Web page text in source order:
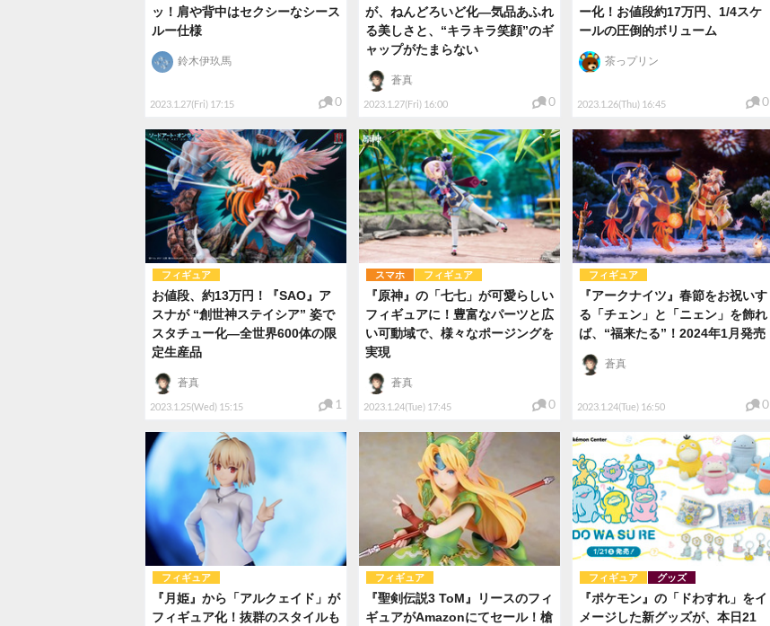
ッ！肩や背中はセクシーなシース
ルー仕様
2023.1.27(Fri) 17:15
鈴木伊玖馬
0
が、ねんどろいど化―気品あふれ
る美しさと、“キラキラ笑顔”のギ
ャップがたまらない
2023.1.27(Fri) 16:00
蒼真
0
ー化！お値段約17万円、1/4スケ
ールの圧倒的ボリューム
2023.1.26(Thu) 16:45
茶っプリン
0
フィギュア
お値段、約13万円！『SAO』ア
スナが “創世神ステイシア” 姿で
スタチュー化―全世界600体の限
定生産品
2023.1.25(Wed) 15:15
蒼真
1
スマホ フィギュア
『原神』の「七七」が可愛らしい
フィギュアに！豊富なパーツと広
い可動域で、様々なポージングを
実現
2023.1.24(Tue) 17:45
蒼真
0
フィギュア
『アークナイツ』春節をお祝いす
る「チェン」と「ニェン」を飾れ
ば、“福来たる”！2024年1月発売
2023.1.24(Tue) 16:50
蒼真
0
フィギュア
『月姫』から「アルクェイド」が
フィギュア化！抜群のスタイルも
フィギュア
『聖剣伝説3 ToM』リースのフィ
ギュアがAmazonにてセール！槍
フィギュア グッズ
『ポケモン』の「ドわすれ」をイ
メージした新グッズが、本日21